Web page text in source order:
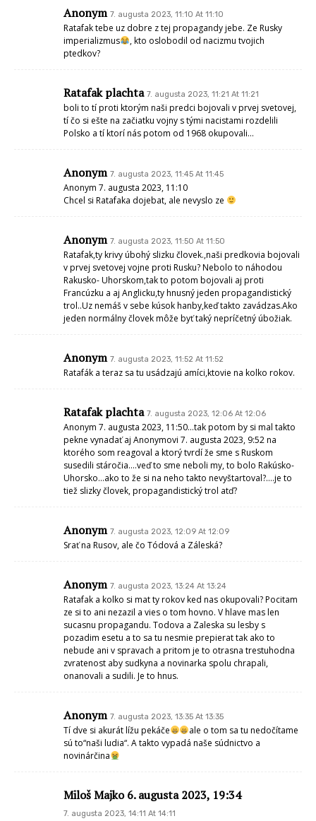
Anonym 7. augusta 2023, 11:10 At 11:10
Ratafak tebe uz dobre z tej propagandy jebe. Ze Rusky
imperializmus
, kto oslobodil od nacizmu tvojich
ptedkov?
Ratafak plachta 7. augusta 2023, 11:21 At 11:21
boli to tí proti ktorým naši predci bojovali v prvej svetovej,
tí čo si ešte na začiatku vojny s tými nacistami rozdelili
Polsko a tí ktorí nás potom od 1968 okupovali…
Anonym 7. augusta 2023, 11:45 At 11:45
Anonym 7. augusta 2023, 11:10
Chcel si Ratafaka dojebat, ale nevyslo ze
Anonym 7. augusta 2023, 11:50 At 11:50
Ratafak,ty krivy úbohý slizku človek.,naši predkovia bojovali
v prvej svetovej vojne proti Rusku? Nebolo to náhodou
Rakusko- Uhorskom,tak to potom bojovali aj proti
Francúzku a aj Anglicku,ty hnusný jeden propagandistický
trol..Uz nemáš v sebe kúsok hanby,keď takto zavádzas.Ako
jeden normálny človek môže byť taký nepríčetný úbožiak.
Anonym 7. augusta 2023, 11:52 At 11:52
Ratafák a teraz sa tu usádzajú amíci,ktovie na kolko rokov.
Ratafak plachta 7. augusta 2023, 12:06 At 12:06
Anonym 7. augusta 2023, 11:50…tak potom by si mal takto
pekne vynadať aj Anonymovi 7. augusta 2023, 9:52 na
ktorého som reagoval a ktorý tvrdí že sme s Ruskom
susedili stáročia….veď to sme neboli my, to bolo Rakúsko-
Uhorsko…ako to že si na neho takto nevyštartoval?….je to
tiež slizky človek, propagandistický trol atď?
Anonym 7. augusta 2023, 12:09 At 12:09
Srať na Rusov, ale čo Tódová a Záleská?
Anonym 7. augusta 2023, 13:24 At 13:24
Ratafak a kolko si mat ty rokov ked nas okupovali? Pocitam
ze si to ani nezazil a vies o tom hovno. V hlave mas len
sucasnu propagandu. Todova a Zaleska su lesby s
pozadim esetu a to sa tu nesmie prepierat tak ako to
nebude ani v spravach a pritom je to otrasna trestuhodna
zvratenost aby sudkyna a novinarka spolu chrapali,
onanovali a sudili. Je to hnus.
Anonym 7. augusta 2023, 13:35 At 13:35
Tí dve si akurát lížu pekáče
ale o tom sa tu nedočítame
sú to“naši ludia“. A takto vypadá naše súdnictvo a
novinárčina
Miloš Majko 6. augusta 2023, 19:34
7. augusta 2023, 14:11 At 14:11